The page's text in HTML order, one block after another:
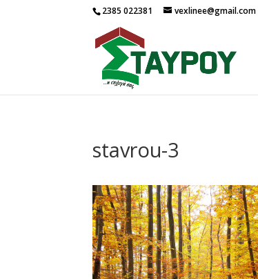
2385 022381 vexlinee@gmail.com
stavrou-3